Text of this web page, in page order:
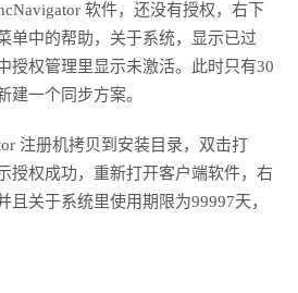
软件，还没有授权，右下
单中的帮助，关于系统，显示已过
授权管理里显示未激活。此时只有30
建一个同步方案。
注册机拷贝到安装目录，双击打
授权成功，重新打开客户端软件，右
且关于系统里使用期限为99997天，